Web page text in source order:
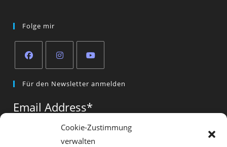
Cookie-Zustimmung
verwalten
Folge mir
in
new
in
new
in
new
tab
Für den Newsletter anmelden
Email Address*